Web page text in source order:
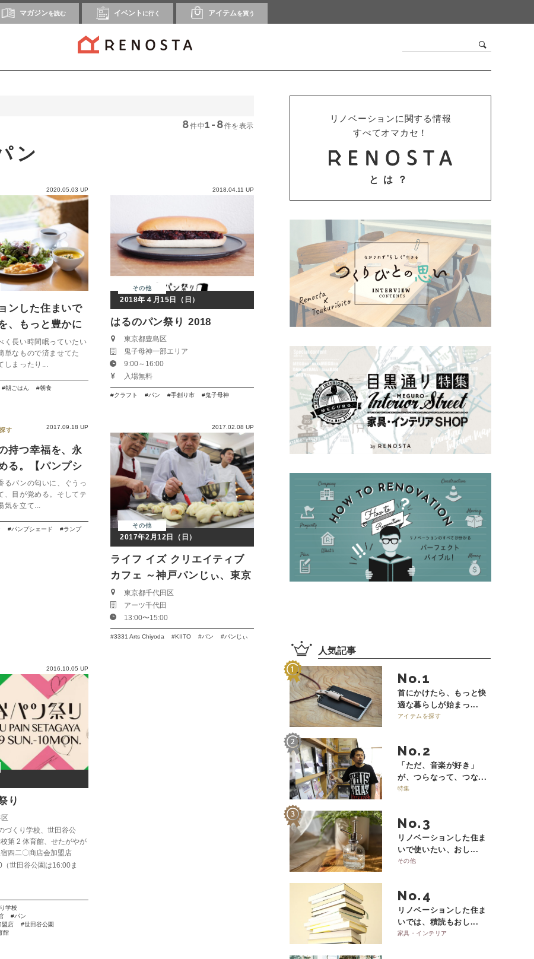
マガジンを読む イベント に行く アイテムを買う
8件中1-8件を表示
ン
2020.05.03 UP
ンした住まいで
、もっと豊かに
イテム
く長い時間眠っていたい
単なもので済ませてた
しまったり...
朝ごはん 朝食
2018.04.11 UP
その他
2018年４月15日（日）
はるのパン祭り 2018
東京都豊島区
鬼子母神一部エリア
9:00～16:00
入場無料
クラフト パン 手創り市 鬼子母神
2017.09.18 UP
す
持つ幸福を、永
る。【パンプシ
るパンの匂いに、ぐうっ
、目が覚める。そしてテ
気を立て...
パンプシェード ランプ
2017.02.08 UP
その他
2017年2月12日（日）
ライフ イズ クリエイティブ
カフェ ～神戸パンじぃ、東京
へ行く～
東京都千代田区
アーツ千代田
13:00〜15:00
3331 Arts Chiyoda KIITO パン パンじぃ
2016.10.05 UP
り
づくり学校、世田谷公
第 2 体育館、せたがやが
四二〇商店会加盟店
世田谷公園は16:00ま
学校
パン
盟店
世田谷公園
館
リノベーションに関する情報
すべてオマカセ！
とは？
人気記事
No.
首にかけたら、もっと快
適な暮らしが始まっ...
アイテムを探す
No.
「ただ、音楽が好き」
が、つらなって、つな...
特集
No.
リノベーションした住ま
いで使いたい、おし...
その他
No.
リノベーションした住ま
いでは、積読もおし...
家具・インテリア